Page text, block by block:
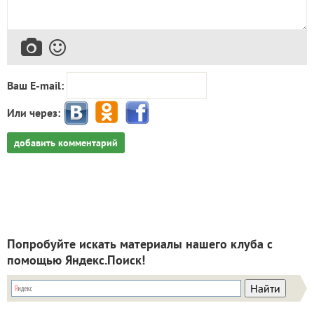
Ваш E-mail:
Или через:
добавить комментарий
Попробуйте искать материалы нашего клуба с
помощью Яндекс.Поиск!